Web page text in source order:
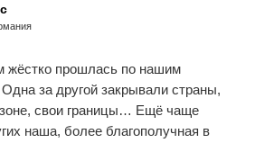
жёстко прошлась по нашим
за другой закрывали страны,
свои границы… Ещё чаще
наша, более благополучная в